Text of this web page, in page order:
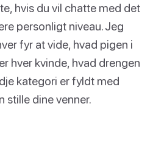
hvis du vil chatte med det
personligt niveau. Jeg
fyr at vide, hvad pigen i
hver kvinde, hvad drengen
kategori er fyldt med
stille dine venner.